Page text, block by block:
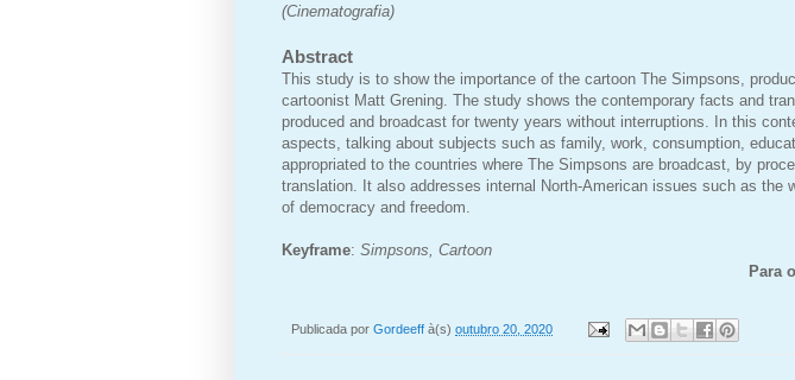
(Cinematografia)
Abstract
This study is to show the importance of the cartoon The Simpsons,
cartoonist Matt Grening. The study shows the contemporary facts and
produced and broadcast for twenty years without interruptions. In this
aspects, talking about subjects such as family, work, consumption,
appropriated to the countries where The Simpsons are broadcast, by
translation. It also addresses internal North-American issues such as the
of democracy and freedom.
Keyframe: Simpsons, Cartoon
Para
Publicada por Gordeeff à(s) outubro 20, 2020